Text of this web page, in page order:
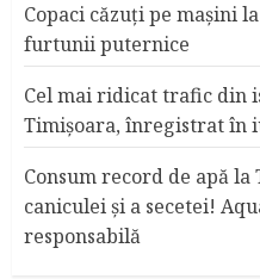
Copaci căzuţi pe maşini
furtunii puternice
Cel mai ridicat trafic din
Timişoara, înregistrat în
Consum record de apă
caniculei şi a secetei!
responsabilă